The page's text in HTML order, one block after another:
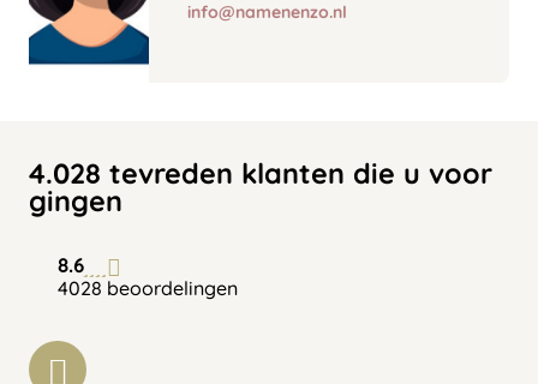
info@namenenzo.nl
4.028 tevreden klanten die u voor
gingen
8.6
4028 beoordelingen